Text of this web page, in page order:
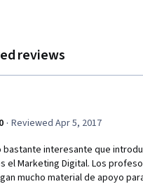
reviews
· Reviewed Apr 5, 2017
bastante interesante que
el Marketing Digital. Los
mucho material de apoyo